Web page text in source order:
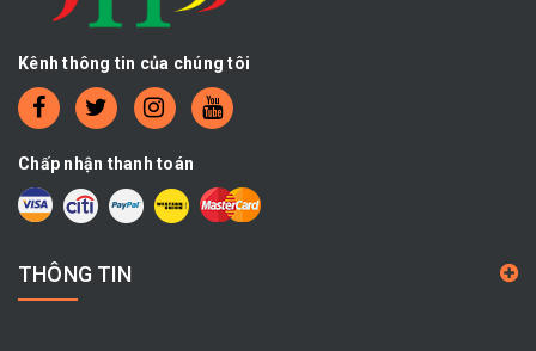
Kênh thông tin của chúng tôi
Chấp nhận thanh toán
THÔNG TIN